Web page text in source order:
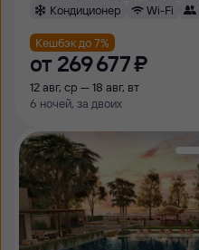
Кондиционер
Wi-Fi
Кешбэк до 7%
от 269 ⁠677 ⁠₽
12 авг, ср — 18 авг, вт
6 ночей, за двоих